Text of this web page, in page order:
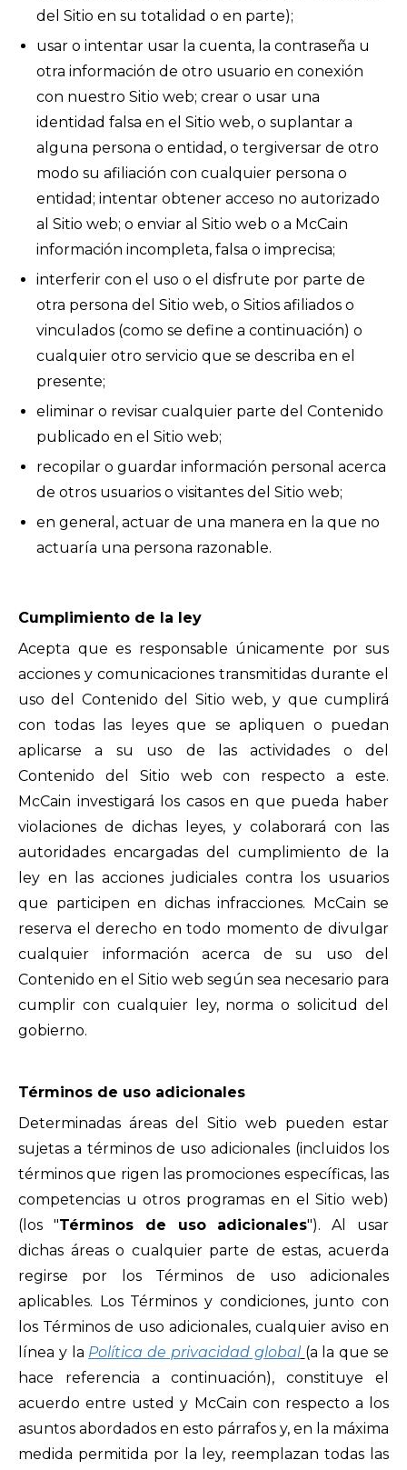
del Sitio en su totalidad o en parte);
usar o intentar usar la cuenta, la contraseña u
otra información de otro usuario en conexión
con nuestro Sitio web; crear o usar una
identidad falsa en el Sitio web, o suplantar a
alguna persona o entidad, o tergiversar de otro
modo su afiliación con cualquier persona o
entidad; intentar obtener acceso no autorizado
al Sitio web; o enviar al Sitio web o a McCain
información incompleta, falsa o imprecisa;
interferir con el uso o el disfrute por parte de
otra persona del Sitio web, o Sitios afiliados o
vinculados (como se define a continuación) o
cualquier otro servicio que se describa en el
presente;
eliminar o revisar cualquier parte del Contenido
publicado en el Sitio web;
recopilar o guardar información personal acerca
de otros usuarios o visitantes del Sitio web;
en general, actuar de una manera en la que no
actuaría una persona razonable.
Cumplimiento de la ley
Acepta que es responsable únicamente por sus
acciones y comunicaciones transmitidas durante el
uso del Contenido del Sitio web, y que cumplirá
con todas las leyes que se apliquen o puedan
aplicarse a su uso de las actividades o del
Contenido del Sitio web con respecto a este.
McCain investigará los casos en que pueda haber
violaciones de dichas leyes, y colaborará con las
autoridades encargadas del cumplimiento de la
ley en las acciones judiciales contra los usuarios
que participen en dichas infracciones. McCain se
reserva el derecho en todo momento de divulgar
cualquier información acerca de su uso del
Contenido en el Sitio web según sea necesario para
cumplir con cualquier ley, norma o solicitud del
gobierno.
Términos de uso adicionales
Determinadas áreas del Sitio web pueden estar
sujetas a términos de uso adicionales (incluidos los
términos que rigen las promociones específicas, las
competencias u otros programas en el Sitio web)
(los "Términos de uso adicionales"). Al usar
dichas áreas o cualquier parte de estas, acuerda
regirse por los Términos de uso adicionales
aplicables. Los Términos y condiciones, junto con
los Términos de uso adicionales, cualquier aviso en
línea y la Política de privacidad global (a la que se
hace referencia a continuación), constituye el
acuerdo entre usted y McCain con respecto a los
asuntos abordados en esto párrafos y, en la máxima
medida permitida por la ley, reemplazan todas las